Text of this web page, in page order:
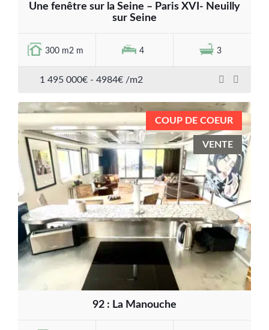
Une fenêtre sur la Seine – Paris XVI- Neuilly
sur Seine
300 m2 m 4 3
1 495 000€ - 4984€ /m2
COUP DE COEUR
VENTE
92 : La Manouche